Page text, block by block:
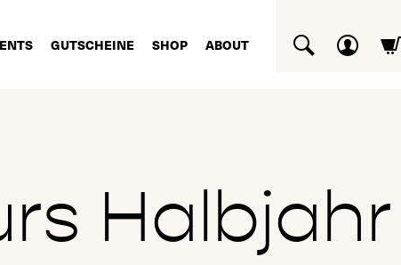
GUTSCHEINE SHOP ABOUT
Halbjahr